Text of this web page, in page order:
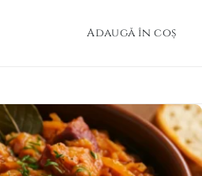
Adaugă în coș